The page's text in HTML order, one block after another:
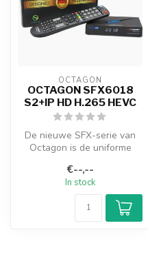
OCTAGON
OCTAGON SFX6018
S2+IP HD H.265 HEVC
De nieuwe SFX-serie van
Octagon is de uniforme
SF- en ...
€--,--
In stock